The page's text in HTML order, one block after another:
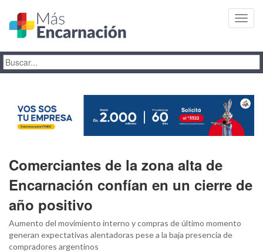
Comerciantes de la zona alta de
Encarnación confían en un cierre de
año positivo
Aumento del movimiento interno y compras de último momento
generan expectativas alentadoras pese a la baja presencia de
compradores argentinos